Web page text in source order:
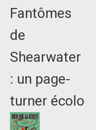
Fantômes
de
Shearwater
: un page-
turner écolo